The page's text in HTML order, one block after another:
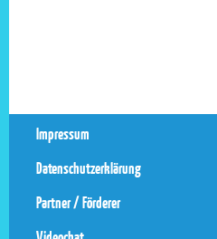
Impressum
Datenschutzerklärung
Partner / Förderer